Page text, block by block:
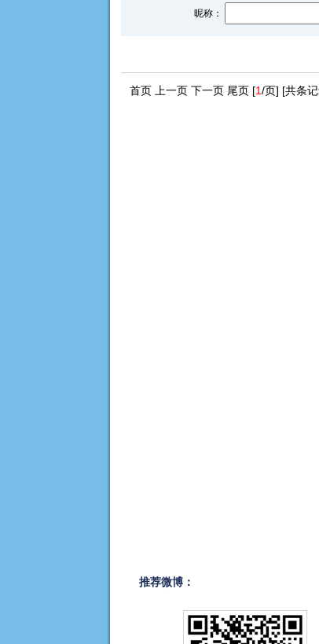
昵称：
首页 上一页 下一页 尾页 [1/页] [共条
推荐微博：